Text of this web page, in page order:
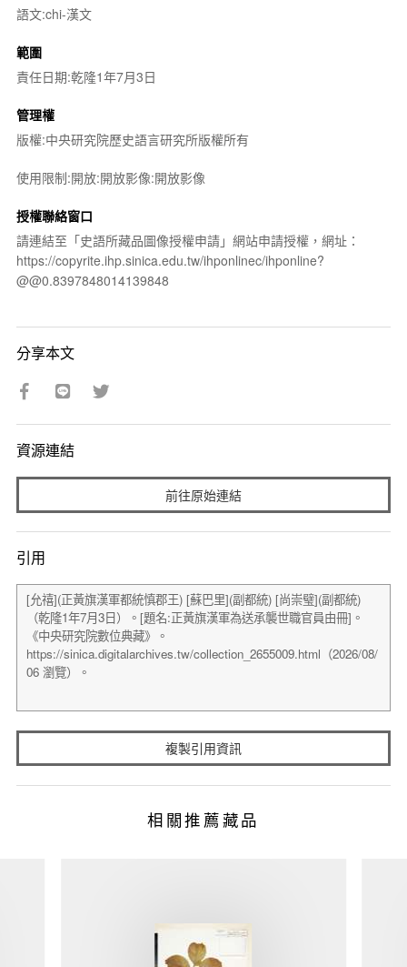
語文:chi-漢文
範圍
責任日期:乾隆1年7月3日
管理權
版權:中央研究院歷史語言研究所版權所有
使用限制:開放:開放影像:開放影像
授權聯絡窗口
請連結至「史語所藏品圖像授權申請」網站申請授權，網址：
https://copyrite.ihp.sinica.edu.tw/ihponlinec/ihponline?
@@0.8397848014139848
分享本文
資源連結
前往原始連結
引用
複製引用資訊
相關推薦藏品